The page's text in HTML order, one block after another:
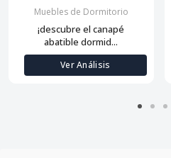
Muebles de Dormitorio
¡descubre el canapé
abatible dormid...
Ver Análisis